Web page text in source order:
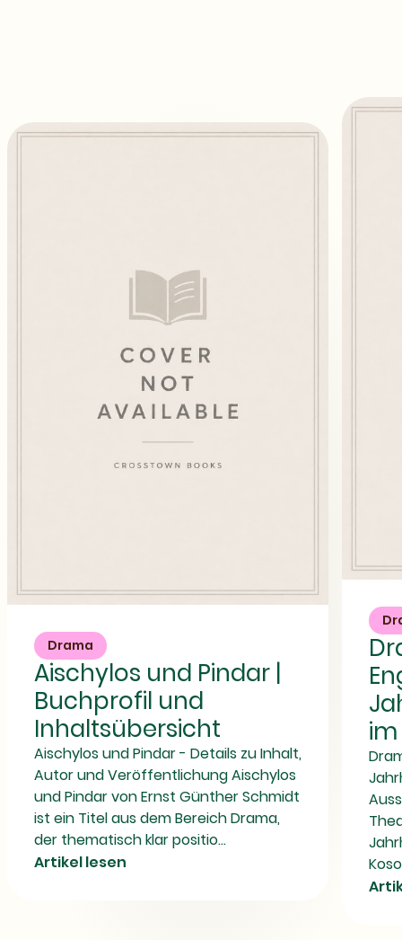
Pindar
Buchprofil
Inhaltsübersicht
Drama
Aischylos und Pindar |
Buchprofil und
Inhaltsübersicht
Aischylos und Pindar - Details zu Inhalt,
Autor und Veröffentlichung Aischylos
und Pindar von Ernst Günther Schmidt
ist ein Titel aus dem Bereich Drama,
der thematisch klar positio...
Artikel lesen
Theater
England
Jahrhunderts
Überblick